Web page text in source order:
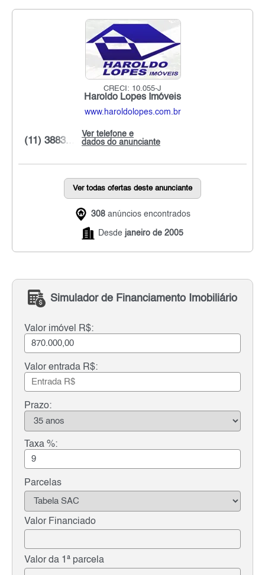
CRECI: 10.055-J
Haroldo Lopes Imóveis
www.haroldolopes.com.br
Ver telefone e
dados do anunciante
(11) 3883...
Ver todas ofertas deste anunciante
308 anúncios encontrados
Desde janeiro de 2005
Simulador de Financiamento Imobiliário
Valor imóvel R$:
Valor entrada R$:
Prazo:
Taxa %:
Parcelas
Valor Financiado
Valor da 1ª parcela